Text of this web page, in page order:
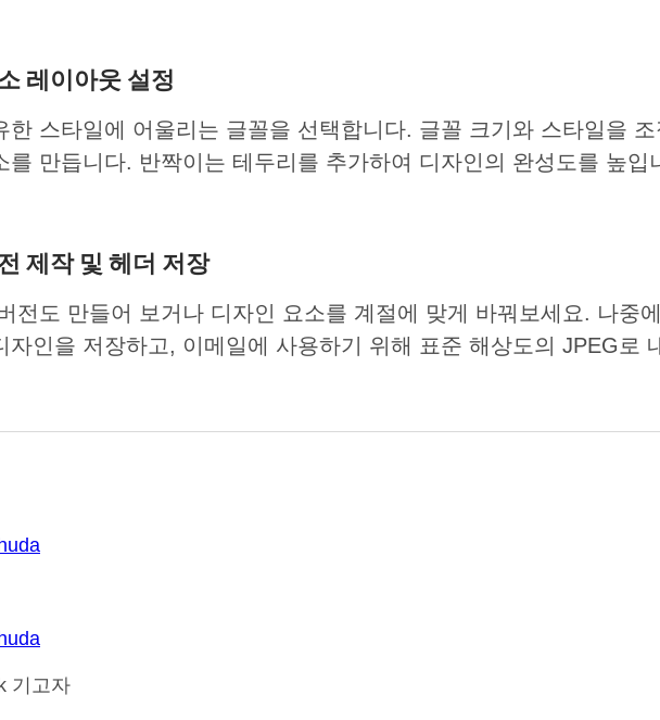
레이아웃 설정
한 스타일에 어울리는 글꼴을 선택합니다. 글꼴 크기와 스타일을
를 만듭니다. 반짝이는 테두리를 추가하여 디자인의 완성도를 높입
제작 및 헤더 저장
전도 만들어 보거나 디자인 요소를 계절에 맞게 바꿔보세요. 나중
자인을 저장하고, 이메일에 사용하기 위해 표준 해상도의 JPEG로
기고자